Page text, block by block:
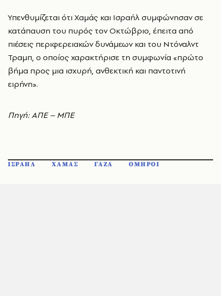
Υπενθυμίζεται ότι Χαμάς και Ισραήλ συμφώνησαν σε
κατάπαυση του πυρός τον Οκτώβριο, έπειτα από
πιέσεις περιφερειακών δυνάμεων και του Ντόναλντ
Τραμπ, ο οποίος χαρακτήρισε τη συμφωνία «πρώτο
βήμα προς μια ισχυρή, ανθεκτική και παντοτινή
ειρήνη».
Πηγή: ΑΠΕ – ΜΠΕ
ΙΣΡΑΗΛ ΧΑΜΑΣ ΓΑΖΑ ΟΜΗΡΟΙ